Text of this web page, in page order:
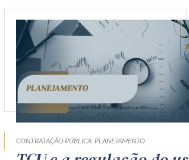
CONTRATAÇÃO PÚBLICA PLANEJAMENTO